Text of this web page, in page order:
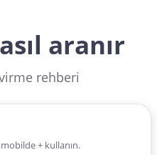
aranır
rehberi
+ kullanın.